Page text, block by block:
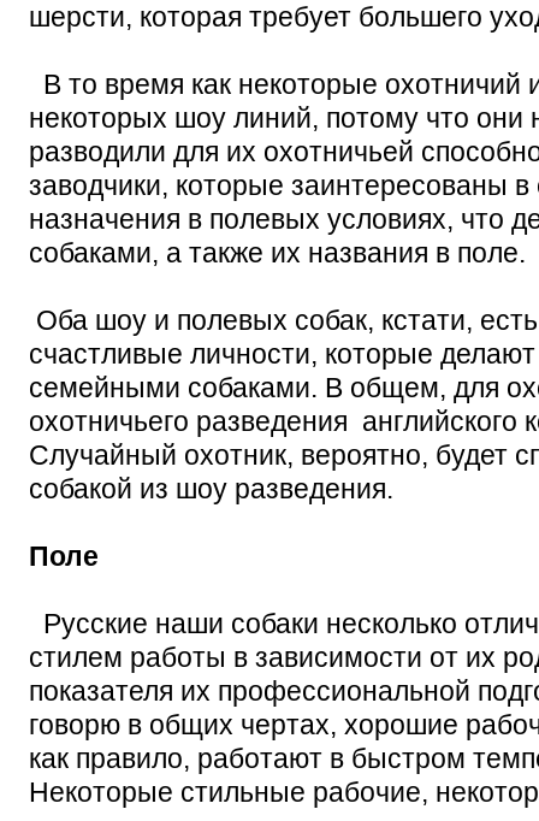
шерсти, которая требует большего
В то время как некоторые охотничий
некоторых шоу линий, потому что
разводили для их охотничьей
заводчики, которые заинтересованы
назначения в полевых условиях, что
собаками, а также их названия в поле.
Оба шоу и полевых собак, кстати,
счастливые личности, которые
семейными собаками. В общем, для
охотничьего разведения английского
Случайный охотник, вероятно, будет
собакой из шоу разведения.
Поле
Русские наши собаки несколько
стилем работы в зависимости от их
показателя их профессиональной
говорю в общих чертах, хорошие
как правило, работают в быстром
Некоторые стильные рабочие,